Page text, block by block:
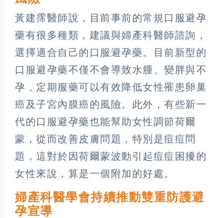
黃建霈醫師說，目前事前的常規口服避孕
藥有很多種類，建議與婦產科醫師諮詢，
選擇適合自己的口服避孕藥。目前新型的
口服避孕藥不僅不會導致水腫、變胖與不
孕，定期服藥可以有效降低女性罹患卵巢
癌及子宮內膜癌的風險。此外，有些新一
代的口服避孕藥也能幫助女性調節荷爾
蒙，從而改善皮膚問題，特別是痘痘問
題，這對於因荷爾蒙波動引起痘痘困擾的
女性來說，算是一個附加的好處。
婦產科醫學會持續推動雙重防護避
孕宣導